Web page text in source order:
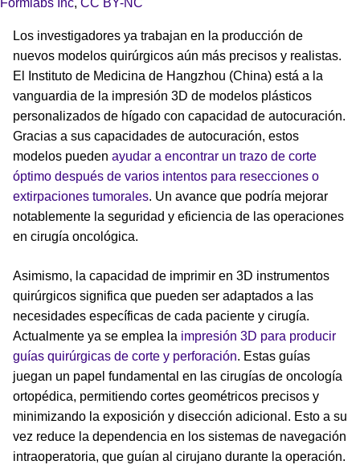
Formlabs Inc, CC BY-NC
Los investigadores ya trabajan en la producción de
nuevos modelos quirúrgicos aún más precisos y realistas.
El Instituto de Medicina de Hangzhou (China) está a la
vanguardia de la impresión 3D de modelos plásticos
personalizados de hígado con capacidad de autocuración.
Gracias a sus capacidades de autocuración, estos
modelos pueden ayudar a encontrar un trazo de corte
óptimo después de varios intentos para resecciones o
extirpaciones tumorales. Un avance que podría mejorar
notablemente la seguridad y eficiencia de las operaciones
en cirugía oncológica.
Asimismo, la capacidad de imprimir en 3D instrumentos
quirúrgicos significa que pueden ser adaptados a las
necesidades específicas de cada paciente y cirugía.
Actualmente ya se emplea la impresión 3D para producir
guías quirúrgicas de corte y perforación. Estas guías
juegan un papel fundamental en las cirugías de oncología
ortopédica, permitiendo cortes geométricos precisos y
minimizando la exposición y disección adicional. Esto a su
vez reduce la dependencia en los sistemas de navegación
intraoperatoria, que guían al cirujano durante la operación.